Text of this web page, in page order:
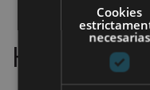
Hemos
Cookies
necesarias